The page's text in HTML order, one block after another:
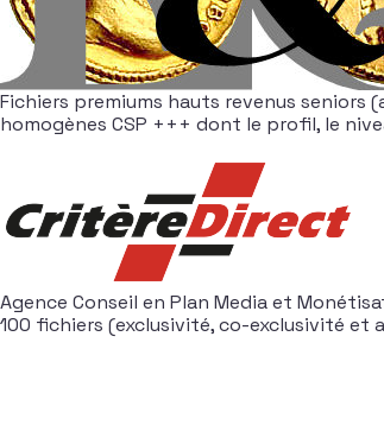
Fichiers premiums hauts revenus seniors
homogènes CSP +++ dont le profil, le
Agence Conseil en Plan Media et
100 fichiers (exclusivité, co-exclusivité et